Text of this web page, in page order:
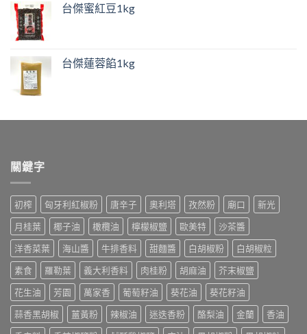
台傑蜜紅豆1kg
台傑蓮蓉餡1kg
關鍵字
初榨 匈牙利紅椒粉 唐辛子 奧利塔 孜然粉 廟口
新光
月桂葉
椰子油 橄欖油 檸檬椒鹽 歐美特
沙茶醬
洋香菜葉
海山醬 牛排香料 甜麵醬 白胡椒粉
白胡椒粒
素食
羅勒葉 義大利香料 肉桂粉 胡麻油
芥末椒鹽
花生油
芳園 萬家香 葡萄籽油 葵花油
葵花籽油
蒜香黑胡椒
薑黃粉 辣椒油 迷迭香粉 酪梨油 金蘭
香油